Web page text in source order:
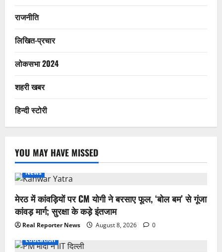
राजनीति
लिखित-प्रचार
लोकसभा 2024
शहरी खबर
हिन्दी स्टोरी
YOU MAY HAVE MISSED
News
मेरठ में कांवड़ियों पर CM योगी ने बरसाए फूल, ‘बोल बम’ से गूंजा
कांवड़ मार्ग; सुरक्षा के कड़े इंतजाम
Real Reporter News August 8, 2026
0
Education